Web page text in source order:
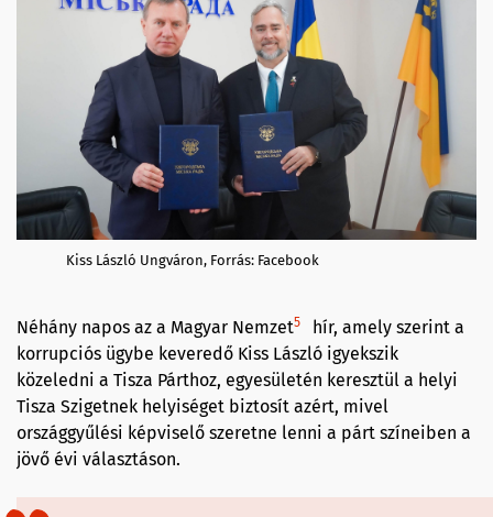
Kiss László Ungváron, Forrás: Facebook
Néhány napos az a Magyar Nemzet5
hír, amely szerint a
korrupciós ügybe keveredő Kiss László igyekszik
közeledni a Tisza Párthoz, egyesületén keresztül a helyi
Tisza Szigetnek helyiséget biztosít azért, mivel
országgyűlési képviselő szeretne lenni a párt színeiben a
jövő évi választáson.